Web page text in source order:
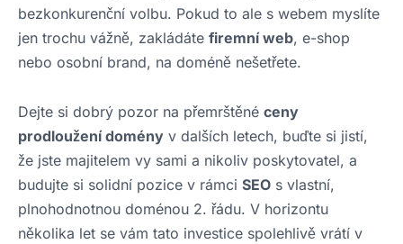
bezkonkurenční volbu. Pokud to ale s webem myslíte
jen trochu vážně, zakládáte firemní web, e-shop
nebo osobní brand, na doméně nešetřete.
Dejte si dobrý pozor na přemrštěné ceny
prodloužení domény v dalších letech, buďte si jistí,
že jste majitelem vy sami a nikoliv poskytovatel, a
budujte si solidní pozice v rámci SEO s vlastní,
plnohodnotnou doménou 2. řádu. V horizontu
několika let se vám tato investice spolehlivě vrátí v